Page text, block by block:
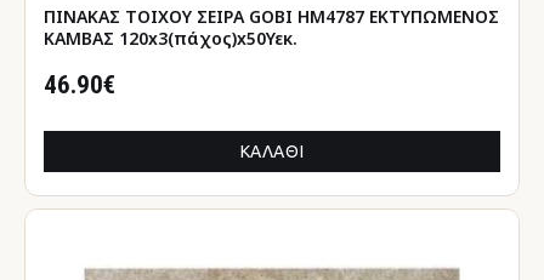
ΠΙΝΑΚΑΣ TOIXOY ΣΕΙΡΑ GOBI HM4787 ΕΚΤΥΠΩΜΕΝΟΣ
ΚΑΜΒΑΣ 120x3(πάχος)x50Υεκ.
46.90€
ΚΑΛΆΘΙ